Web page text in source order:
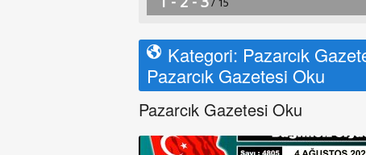
Kategori: Pazarcık
Pazarcık Gazetesi Oku
Pazarcık Gazetesi Oku